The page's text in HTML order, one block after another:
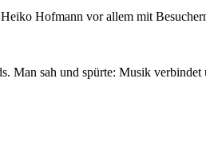
Hofmann vor allem mit
Man sah und spürte: Musik verbindet